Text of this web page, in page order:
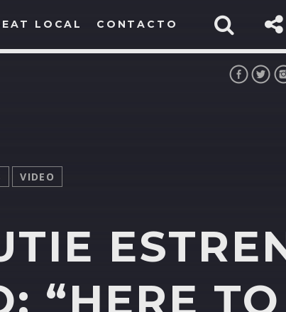
LOCAL CONTACTO
HIT
VIDEO
“HERE TO